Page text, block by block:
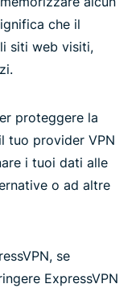
che il
siti web visiti,
proteggere la
tuo provider VPN
i tuoi dati alle
o ad altre
se
ExpressVPN